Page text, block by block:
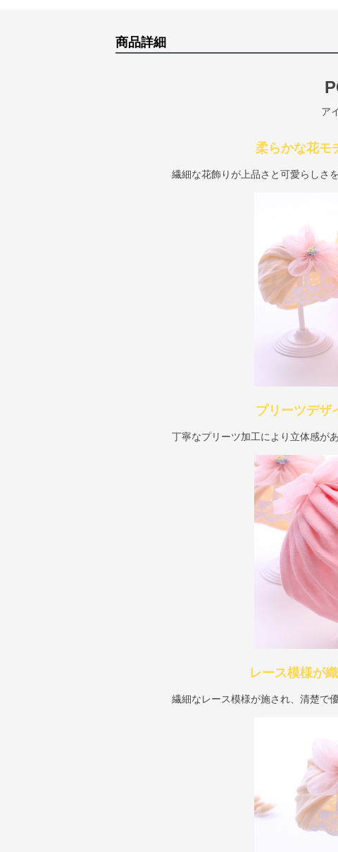
商品詳細
ア
柔らかな花モ
繊細な花飾りが上品さと可愛らしさ
プリーツデザ
丁寧なプリーツ加工により立体感が
レース模様が
繊細なレース模様が施され、清楚で